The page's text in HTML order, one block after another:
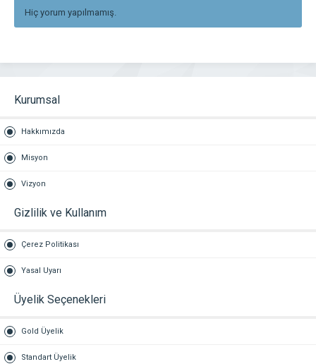
Hiç yorum yapılmamış.
Kurumsal
Hakkımızda
Misyon
Vizyon
Gizlilik ve Kullanım
Çerez Politikası
Yasal Uyarı
Üyelik Seçenekleri
Gold Üyelik
Standart Üyelik